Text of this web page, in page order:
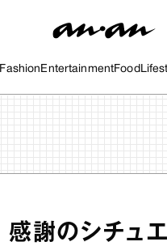
Fashion EntertainmentFood
感謝のシチュ